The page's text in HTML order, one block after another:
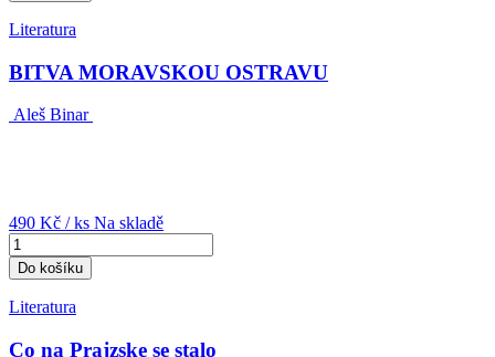
Literatura
BITVA MORAVSKOU OSTRAVU
Aleš Binar
490 Kč / ks Na skladě
Do košíku
Literatura
Co na Prajzske se stalo